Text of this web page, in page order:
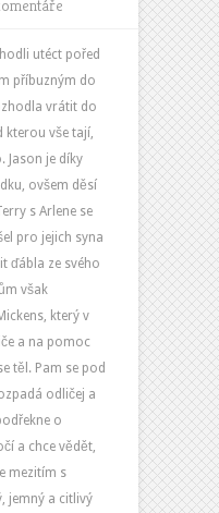
utéct pořed
příbuzným do
vrátit do
kterou vše tají,
Jason je díky
ovšem děsí
s Arlene se
pro jejich syna
ďábla ze svého
však
který v
a na pomoc
těl. Pam se pod
odličej a
o
a chce vědět,
mezitím s
jemný a citlivý